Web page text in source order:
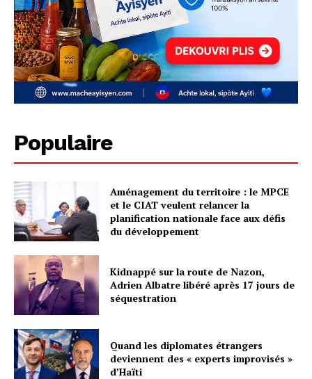
Populaire
Aménagement du territoire : le MPCE
et le CIAT veulent relancer la
planification nationale face aux défis
du développement
Kidnappé sur la route de Nazon,
Adrien Albatre libéré après 17 jours de
séquestration
Quand les diplomates étrangers
deviennent des « experts improvisés »
d’Haïti